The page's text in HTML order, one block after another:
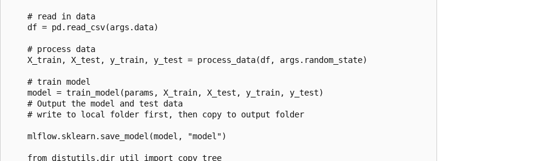
    # read in data
    df = pd.read_csv(args.data)
    # process data
    X_train, X_test, y_train, y_test = process_data(df, args.random_state)
    # train model
    model = train_model(params, X_train, X_test, y_train, y_test)
    # Output the model and test data
    # write to local folder first, then copy to output folder
    mlflow.sklearn.save_model(model, "model")
    from distutils.dir_util import copy_tree